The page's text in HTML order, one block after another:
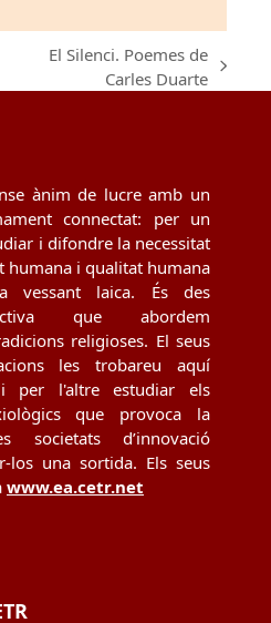
El Silenci. Poemes de
Carles Duarte
ànim de lucre amb un
connectat: per un
i difondre la necessitat
humana i qualitat humana
vessant laica. És des
que abordem
religioses. El seus
les trobareu aquí
l'altre estudiar els
que provoca la
societats d’innovació
los una sortida. Els seus
www.ea.cetr.net